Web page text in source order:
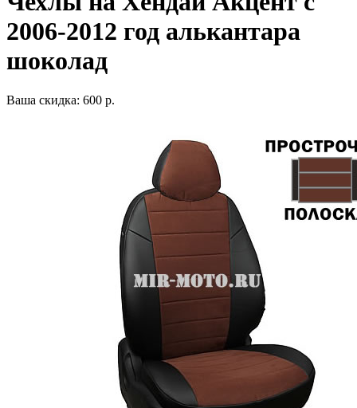
2006-2012 год алькантара
шоколад
Ваша скидка: 600 р.